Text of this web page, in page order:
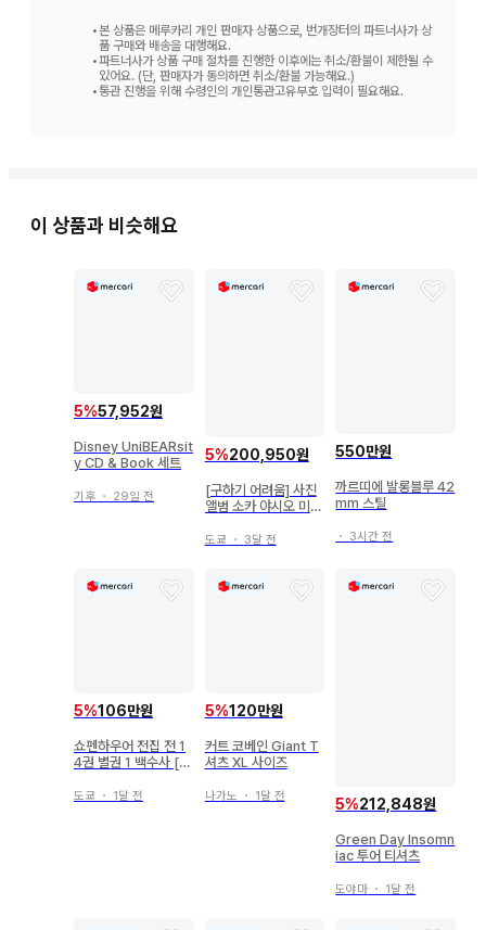
•본 상품은 메루카리 개인 판매자 상품으로, 번개장터의 파트너사가 상
품 구매와 배송을 대행해요.
•파트너사가 상품 구매 절차를 진행한 이후에는 취소/환불이 제한될 수
있어요. (단, 판매자가 동의하면 취소/환불 가능해요.)
•통관 진행을 위해 수령인의 개인통관고유부호 입력이 필요해요.
이 상품과 비슷해요
5%57,952원
Disney UniBEARsit
y CD & Book 세트
기후 ・ 29일 전
5%200,950원
[구하기 어려움] 사진
앨범 소카 야시오 미사
도쿄 ・ 3달 전
550만원
까르띠에 발롱블루 42
mm 스틸
・ 3시간 전
5%106만원
쇼펜하우어 전집 전 1
4권 별권 1 백수사 [한
도쿄 ・ 1달 전
5%120만원
커트 코베인 Giant T
셔츠 XL 사이즈
나가노 ・ 1달 전 5%212,848원
Green Day Insomn
iac 투어 티셔츠
도야마 ・ 1달 전